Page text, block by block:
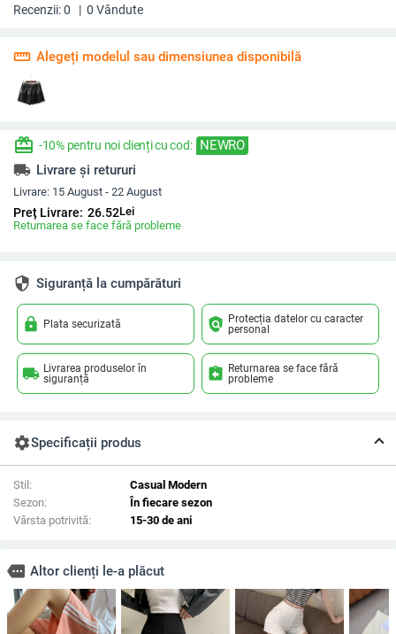
Recenzii:0 | 0 Vândute
straighten Alegeți modelul sau dimensiunea disponibilă
redeem -10% pentru noi clienți cu cod: NEWRO
local_shipping Livrare și retururi
Livrare: 15 August - 22 August
Preț Livrare: 26.52Lei
Returnarea se face fără probleme
security Siguranță la cumpărături
lock Plata securizată policy Protecția datelor cu caracter
personal
local_shipping Livrarea produselor în
siguranță
assignment_return Returnarea se face fără
probleme
settingsSpecificații produs
Stil:
Casual Modern
Sezon:
În fiecare sezon
Vârsta potrivită:
15-30 de ani
more Altor clienți le-a plăcut